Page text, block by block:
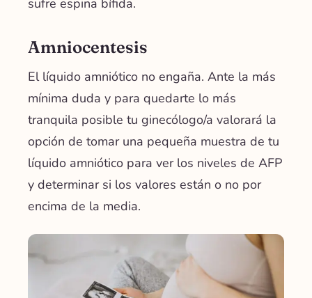
sufre espina bífida.
Amniocentesis
El líquido amniótico no engaña. Ante la más
mínima duda y para quedarte lo más
tranquila posible tu ginecólogo/a valorará la
opción de tomar una pequeña muestra de tu
líquido amniótico para ver los niveles de AFP
y determinar si los valores están o no por
encima de la media.